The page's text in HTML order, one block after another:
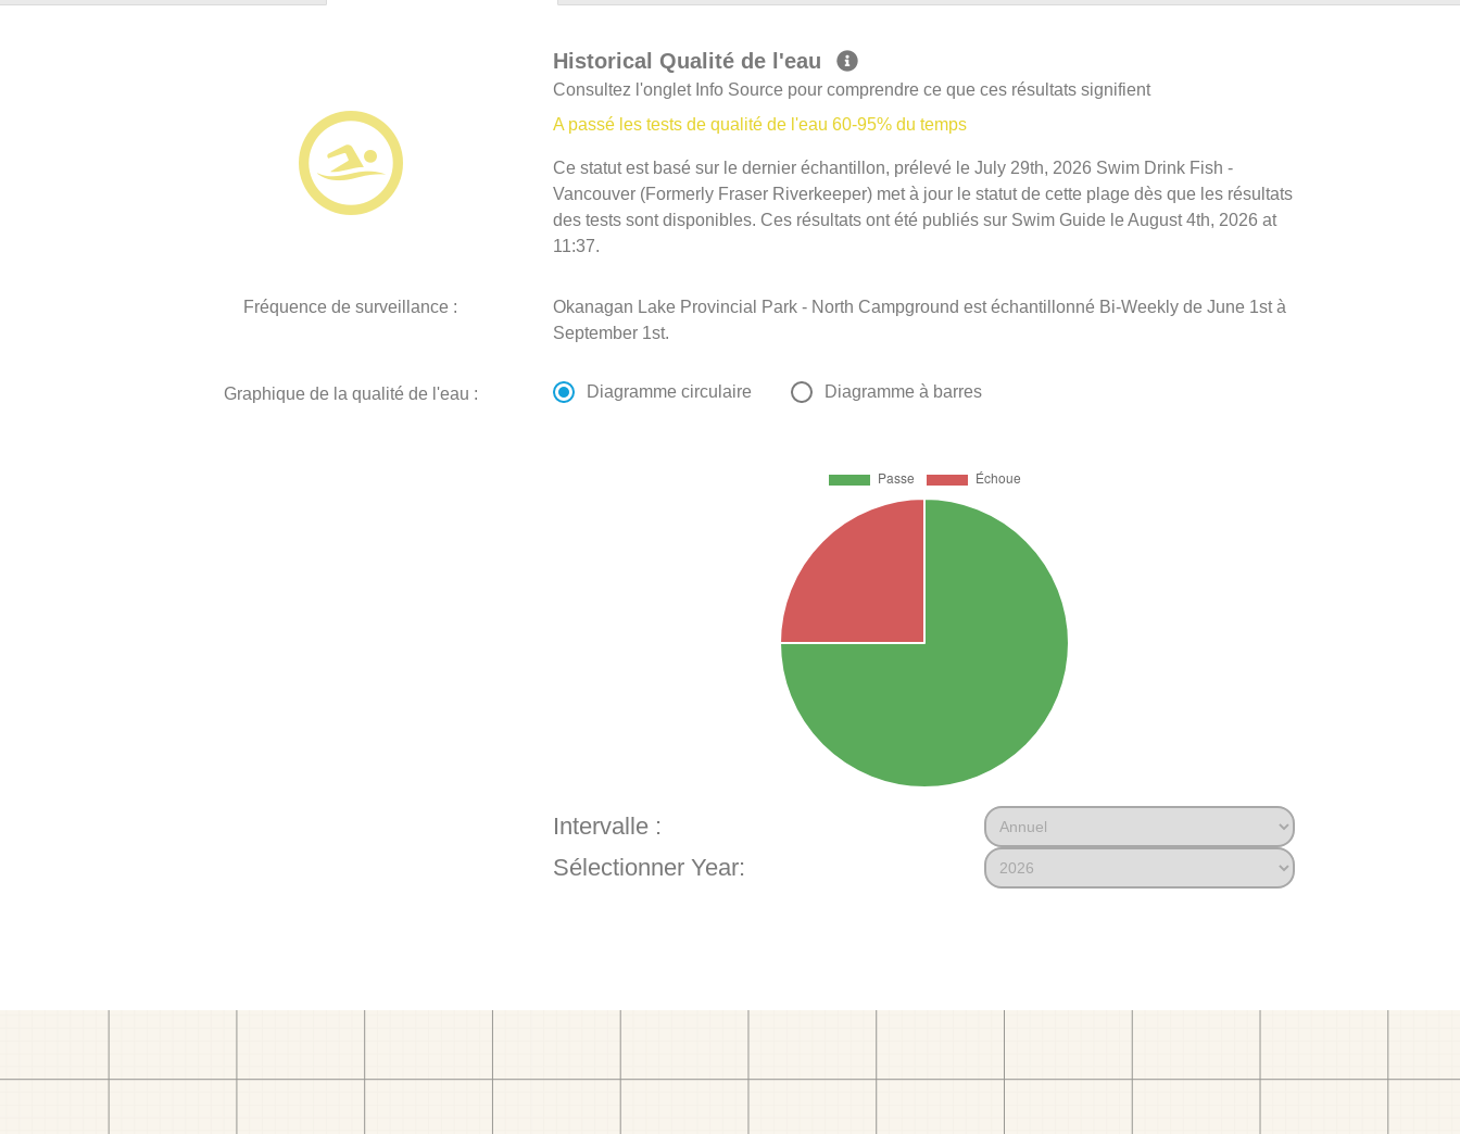
Historical Qualité de l'eau
Consultez l'onglet Info Source pour comprendre ce que ces résultats signifient
A passé les tests de qualité de l'eau 60-95% du temps
Ce statut est basé sur le dernier échantillon, prélevé le July 29th, 2026 Swim Drink Fish -
Vancouver (Formerly Fraser Riverkeeper) met à jour le statut de cette plage dès que les résultats
des tests sont disponibles. Ces résultats ont été publiés sur Swim Guide le August 4th, 2026 at
11:37.
Fréquence de surveillance :
Okanagan Lake Provincial Park - North Campground est échantillonné Bi-Weekly de June 1st à
September 1st.
Graphique de la qualité de l'eau : Diagramme circulaire Diagramme à barres
Intervalle :
Sélectionner Year: